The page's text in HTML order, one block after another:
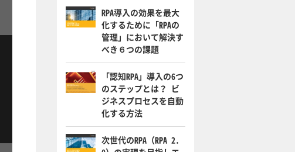
RPA導入の効果を最大
化するために「RPAの
管理」において解決す
べき６つの課題
「認知RPA」導入の6つ
のステップとは？ ビ
ジネスプロセスを自動
化する方法
次世代のRPA（RPA 2.